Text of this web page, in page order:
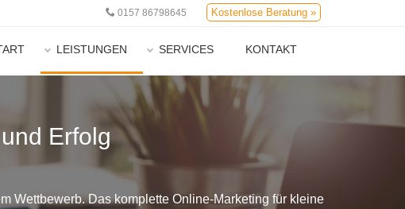
0157 86798645 Kostenlose Beratung »
LEISTUNGEN SERVICES KONTAKT
Erfolg
Wettbewerb. Das komplette Online-Marketing für kleine